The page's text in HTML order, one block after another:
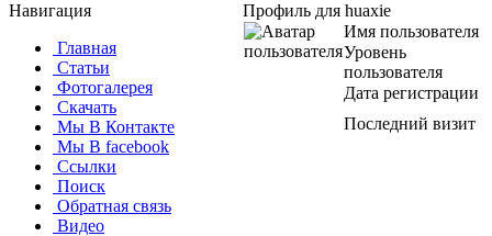
Навигация
Главная
Статьи
Фотогалерея
Скачать
Мы В Контакте
Мы В facebook
Ссылки
Поиск
Обратная связь
Видео
Профиль для huaxie
Имя пользователя
Уровень
пользователя
Дата регистрации
Последний визит